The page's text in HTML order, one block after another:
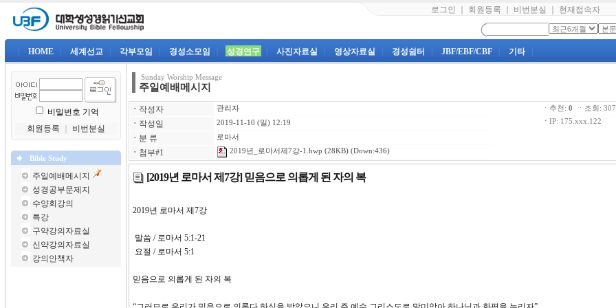
로그인 회원등록 비번분실 현재접속자
HOME 세계선교 각부모임 경성소모임 성경연구 사진자료실 영상자료실 경성쉼터 JBF/EBF/CBF 기타
비밀번호 기억
회원등록
비번분실
Bible Study
주일예배메시지
성경공부문제지
수양회강의
특강
구약강의자료실
신약강의자료실
강의안책자
Sunday Worship Message
주일예배메시지
ㆍ 작성자 관리자
ㆍ 작성일 2019-11-10 (일) 12:19
ㆍ 분 류 로마서
ㆍ 첨부#1 2019년_로마서제7강-1.hwp (28KB) (Down:436)
ㆍ추천: 0 ㆍ조회:
ㆍ IP: 175.xxx.122
[2019년 로마서 제7강] 믿음으로 의롭게 된 자의 복
2019년 로마서 제7강
말씀 / 로마서 5:1-21
요절 / 로마서 5:1
믿음으로 의롭게 된 자의 복